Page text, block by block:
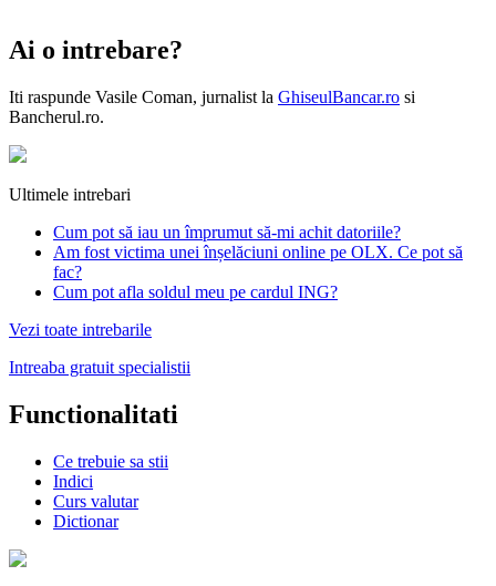
Ai o intrebare?
Iti raspunde Vasile Coman, jurnalist la GhiseulBancar.ro si
Bancherul.ro.
Ultimele intrebari
Cum pot să iau un împrumut să-mi achit datoriile?
Am fost victima unei înșelăciuni online pe OLX. Ce pot să
fac?
Cum pot afla soldul meu pe cardul ING?
Vezi toate intrebarile
Intreaba gratuit specialistii
Functionalitati
Ce trebuie sa stii
Indici
Curs valutar
Dictionar